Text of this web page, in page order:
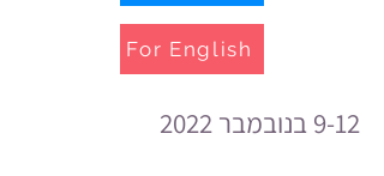
For English
9-12 בנובמבר 2022